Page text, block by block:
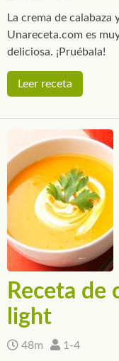
La crema de calabaza
Unareceta.com es
deliciosa. ¡Pruébala!
Leer receta
Receta de
light
48m 1-4